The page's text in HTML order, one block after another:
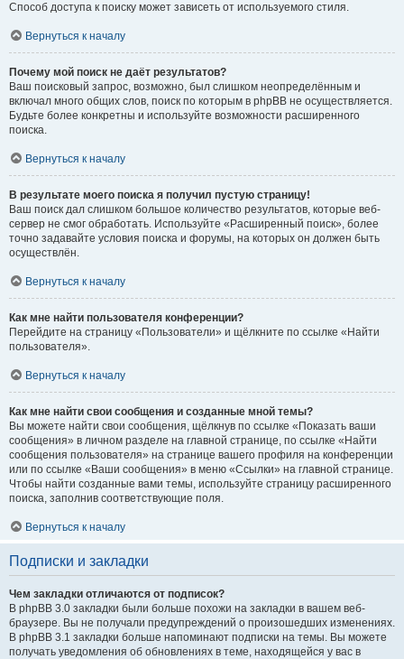
Способ доступа к поиску может зависеть от используемого стиля.
Вернуться к началу
Почему мой поиск не даёт результатов?
Ваш поисковый запрос, возможно, был слишком неопределённым и
включал много общих слов, поиск по которым в phpBB не осуществляется.
Будьте более конкретны и используйте возможности расширенного
поиска.
Вернуться к началу
В результате моего поиска я получил пустую страницу!
Ваш поиск дал слишком большое количество результатов, которые веб-
сервер не смог обработать. Используйте «Расширенный поиск», более
точно задавайте условия поиска и форумы, на которых он должен быть
осуществлён.
Вернуться к началу
Как мне найти пользователя конференции?
Перейдите на страницу «Пользователи» и щёлкните по ссылке «Найти
пользователя».
Вернуться к началу
Как мне найти свои сообщения и созданные мной темы?
Вы можете найти свои сообщения, щёлкнув по ссылке «Показать ваши
сообщения» в личном разделе на главной странице, по ссылке «Найти
сообщения пользователя» на странице вашего профиля на конференции
или по ссылке «Ваши сообщения» в меню «Ссылки» на главной странице.
Чтобы найти созданные вами темы, используйте страницу расширенного
поиска, заполнив соответствующие поля.
Вернуться к началу
Подписки и закладки
Чем закладки отличаются от подписок?
В phpBB 3.0 закладки были больше похожи на закладки в вашем веб-
браузере. Вы не получали предупреждений о произошедших изменениях.
В phpBB 3.1 закладки больше напоминают подписки на темы. Вы можете
получать уведомления об обновлениях в теме, находящейся у вас в